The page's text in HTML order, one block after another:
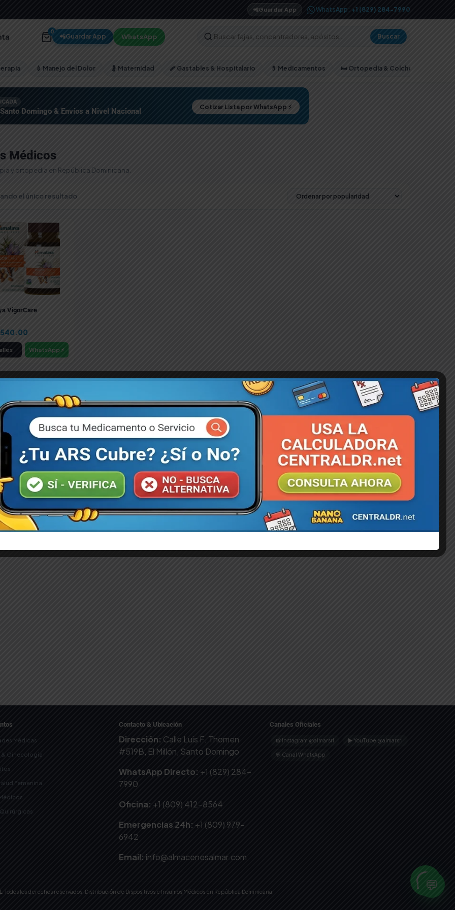
📲Guardar App WhatsApp: +1 (829) 284-7990
0
📲Guardar App WhatsApp Buscar
💉 Manejo del Dolor 🤰 Maternidad 🩹 Gastables & Hospitalario 💊 Medicamentos 🛏️ Ortopedia & Colchones
Domingo & Envíos a Nivel Nacional Cotizar Lista por WhatsApp ⚡
Médicos
y ortopedia en República Dominicana.
el único resultado
VigorCare
WhatsApp ⚡
📦 DESPACHO INMEDIATO
¿Necesitas pedidos institucionales o compras recurrentes? Atención Corporativa 💬
Médicas
Ginecología
Femenina
Contacto & Ubicación
Dirección: Calle Luis F. Thomen
#519B, El Millón, Santo Domingo
WhatsApp Directo: +1 (829) 284-
7990
Oficina: +1 (809) 412-8564
Emergencias 24h: +1 (809) 979-
6942
Email: info@almacenesalmar.com
Canales Oficiales
📸 Instagram @almarsrl ▶ YouTube @almarsrl
💬 Canal WhatsApp
. Todos los derechos reservados. Distribución de Dispositivos e Insumos Médicos en República Dominicana. 💬